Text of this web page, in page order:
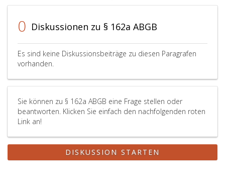
0 Diskussionen zu § 162a ABGB
Es sind keine Diskussionsbeiträge zu diesen Paragrafen
vorhanden.
Sie können zu § 162a ABGB eine Frage stellen oder
beantworten. Klicken Sie einfach den nachfolgenden roten
Link an!
DISKUSSION STARTEN